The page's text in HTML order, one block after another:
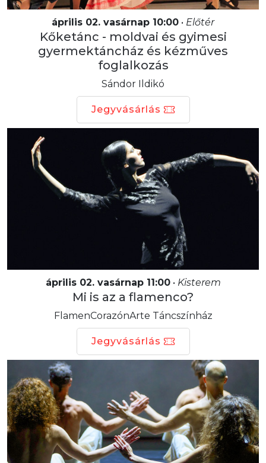
április 02. vasárnap 10:00 • Előtér
Kőketánc - moldvai és gyimesi
gyermektáncház és kézműves
foglalkozás
Sándor Ildikó
Jegyvásárlás
április 02. vasárnap 11:00• Kisterem
Mi is az a flamenco?
FlamenCorazónArte Táncszínház
Jegyvásárlás